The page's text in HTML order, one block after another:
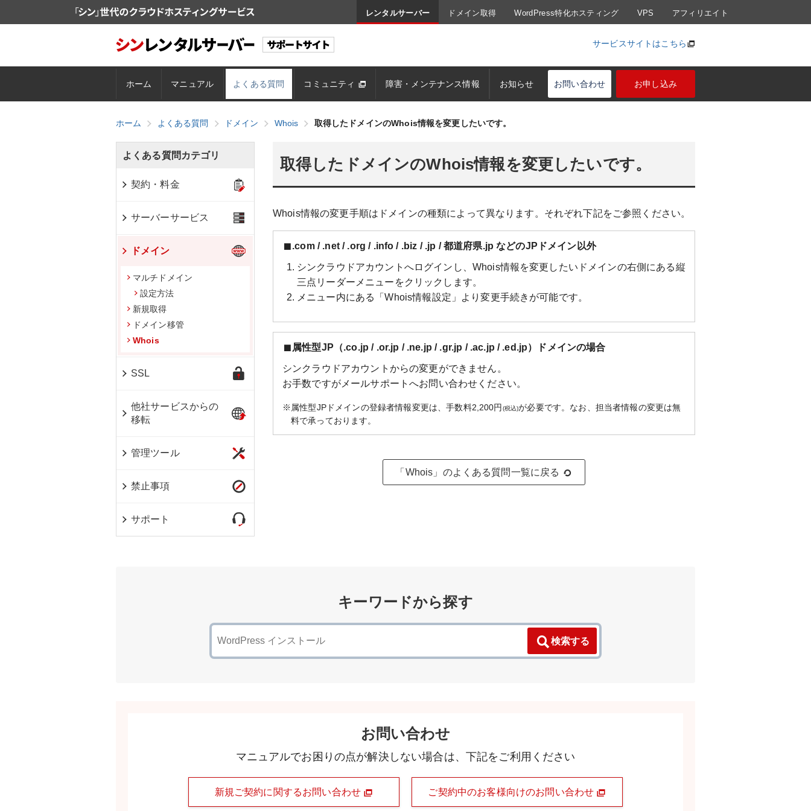
レンタルサーバー ドメイン取得 WordPress特化ホスティング VPS アフィリエイト
サービスサイトはこちら
ホーム マニュアル よくある質問 コミュニティ 障害・メンテナンス情報 お知らせ お問い合わせ お申し込み
ホーム よくある質問 ドメイン Whois 取得したドメインのWhois情報を変更したいです。
取得したドメインのWhois情報を変更したいです。
Whois情報の変更手順はドメインの種類によって異なります。それぞれ下記をご参照ください。
.com / .net / .org / .info / .biz / .jp / 都道府県.jp などのJPドメイン以外
シンクラウドアカウントへログインし、Whois情報を変更したいドメインの右側にある縦
三点リーダーメニューをクリックします。
メニュー内にある「Whois情報設定」より変更手続きが可能です。
属性型JP（.co.jp / .or.jp / .ne.jp / .gr.jp / .ac.jp / .ed.jp）ドメインの場合
シンクラウドアカウントからの変更ができません。
お手数ですがメールサポートへお問い合わせください。
※属性型JPドメインの登録者情報変更は、手数料2,200円 (税込)が必要です。なお、担当者情報の変更は無
料で承っております。
「Whois」のよくある質問一覧に戻る
よくある質問カテゴリ
契約・料金
サーバーサービス
ドメイン
マルチドメイン
設定方法
新規取得
ドメイン移管
Whois
SSL
他社サービスからの
移転
管理ツール
禁止事項
サポート
キーワードから探す
検索する
お問い合わせ
マニュアルでお困りの点が解決しない場合は、下記をご利用ください
新規ご契約に関するお問い合わせ ご契約中のお客様向けのお問い合わせ